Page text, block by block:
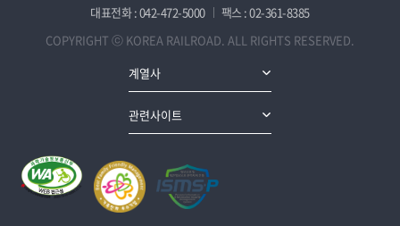
대표전화 : 042-472-5000
팩스 : 02-361-8385
COPYRIGHT ⓒ KOREA RAILROAD. ALL RIGHTS RESERVED.
계열사
관련사이트